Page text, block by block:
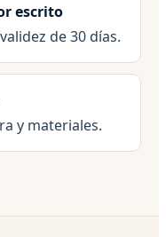
escrito
de 30 días.
y materiales.